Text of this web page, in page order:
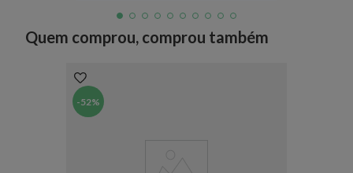
Quem comprou, comprou também
-52%